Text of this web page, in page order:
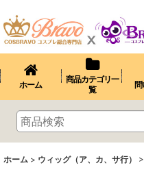
ホーム
商品カテゴリ一
覧
問
ホーム > ウィッグ（ア、カ、サ行） >